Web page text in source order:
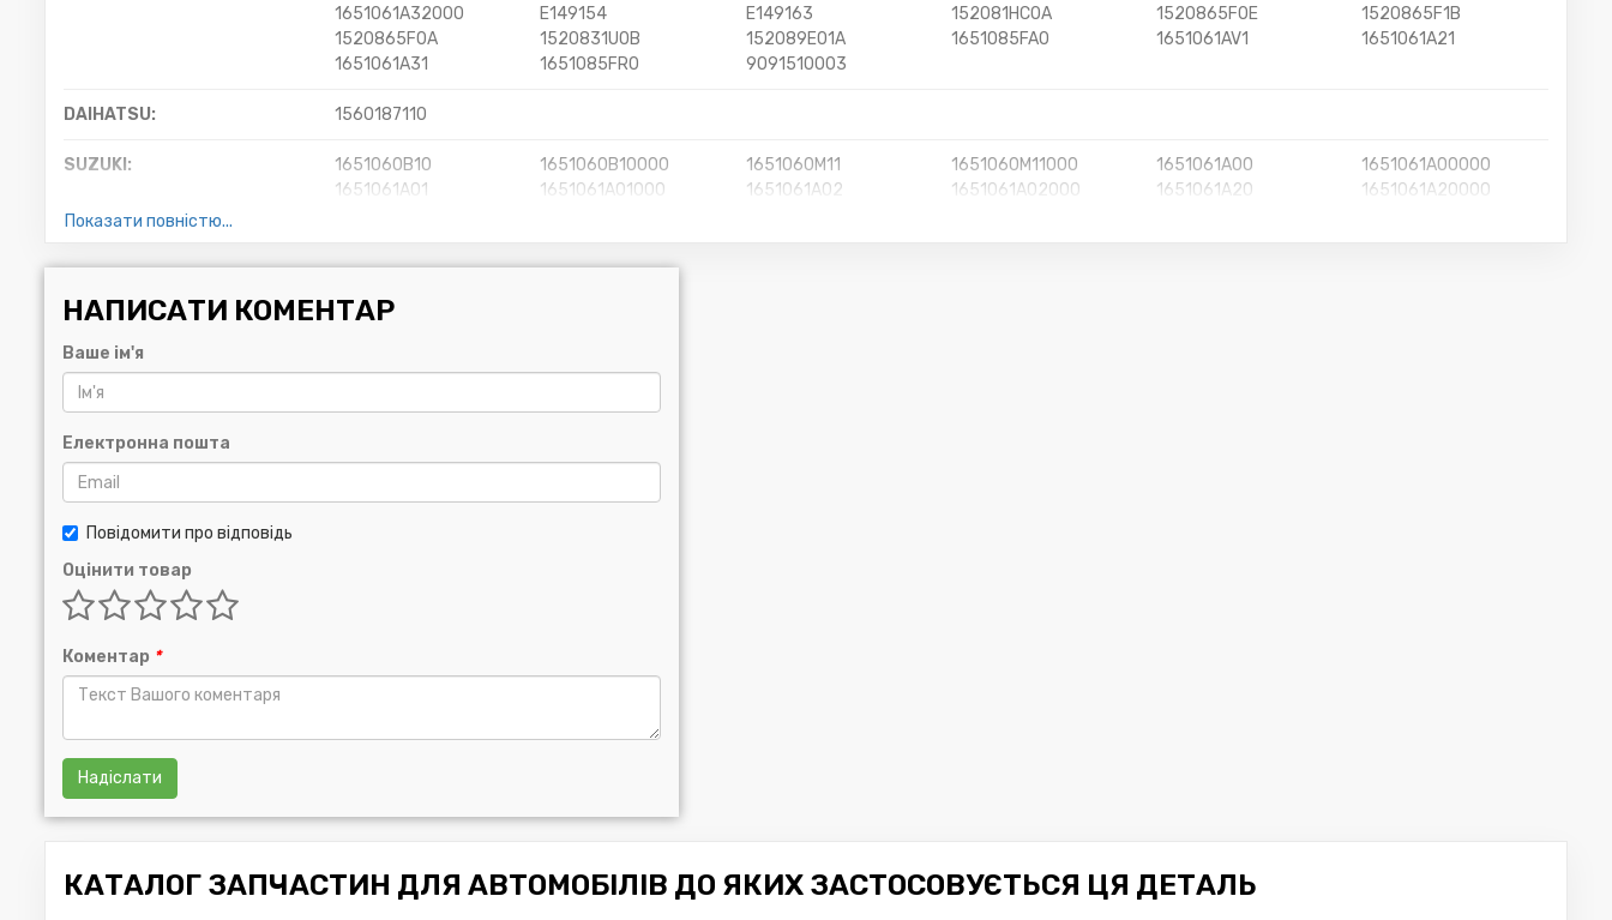
1651061A32000
E149154 E149163 152081HC0A 1520865F0E
1520865F1B
1520865F0A
1520831U0B 152089E01A 1651085FA0 1651061AV1
1651061A21
1651061A31
1651085FR0 9091510003
DAIHATSU: 1560187110
SUZUKI: 1651060B10 1651060B10000 1651060M11 1651060M11000 1651061A00
1651061A00000
1651061A01
1651061A01000 1651061A02 1651061A02000 1651061A20
1651061A20000
1651085FA0000
1651085FU0000
Fiat/Alfa/Lancia: 71742115
TOYOTA: 9091510002
VAG: J9091510002
Показати повністю...
НАПИСАТИ КОМЕНТАР
Ваше ім'я
Електронна пошта
Повідомити про відповідь
Оцінити товар
Коментар *
Надіслати
КАТАЛОГ ЗАПЧАСТИН ДЛЯ АВТОМОБІЛІВ ДО ЯКИХ ЗАСТОСОВУЄТЬСЯ ЦЯ ДЕТАЛЬ